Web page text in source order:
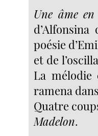
Une âme en
poésie
et de
La mélodie
ramena
Quatre
Madelon.